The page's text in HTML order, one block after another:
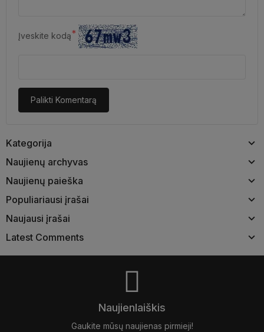
Įveskite kodą*
Palikti Komentarą
Kategorija
Naujienų archyvas
Naujienų paieška
Populiariausi įrašai
Naujausi įrašai
Latest Comments
Naujienlaiškis
Gaukite mūsų naujienas pirmieji!